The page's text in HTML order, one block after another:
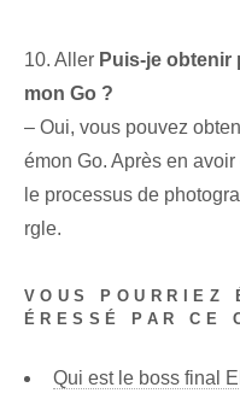
10. Aller Puis-je obtenir
mon⁣ Go ?
– Oui, vous pouvez
émon Go. Après en
le processus de
rgle.
VOUS POURRIEZ
ÉRESSÉ PAR CE
Qui est le boss final